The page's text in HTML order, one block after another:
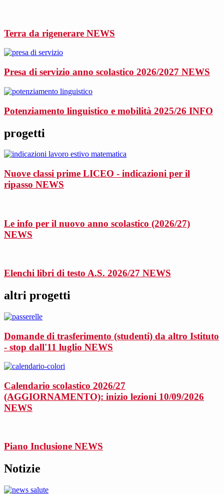
Terra da rigenerare NEWS
Presa di servizio anno scolastico 2026/2027 NEWS
Potenziamento linguistico e mobilità 2025/26 INFO
progetti
Nuove classi prime LICEO - indicazioni per il
ripasso NEWS
Le info per il nuovo anno scolastico (2026/27)
NEWS
Elenchi libri di testo A.S. 2026/27 NEWS
altri progetti
Domande di trasferimento (studenti) da altro Istituto
- stop dall'11 luglio NEWS
Calendario scolastico 2026/27
(AGGIORNAMENTO): inizio lezioni 10/09/2026
NEWS
Piano Inclusione NEWS
Notizie